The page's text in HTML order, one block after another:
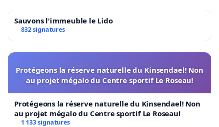
Sauvons l'immeuble le Lido
832 signatures
Protégeons la réserve naturelle du Kinsendael! Non
au projet mégalo du Centre sportif Le Roseau!
Protégeons la réserve naturelle du Kinsendael! Non
au projet mégalo du Centre sportif Le Roseau!
1 133 signatures